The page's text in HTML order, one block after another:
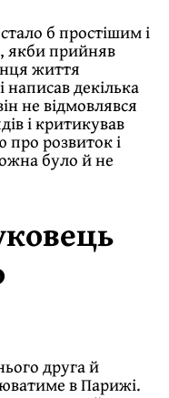
б простішим і
якби прийняв
життя
написав декілька
не відмовлявся
і критикував
про розвиток і
було й не
друга й
в Парижі.